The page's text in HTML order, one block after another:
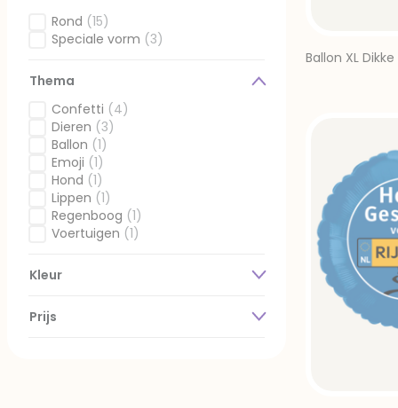
Rond (15)
Gefilterd op Vorm: Rond
Speciale vorm (3)
Thema
Confetti (4)
Gefilterd op Thema: Confetti
Dieren (3)
Gefilterd op Thema: Dieren
Ballon (1)
Gefilterd op Thema: Ballon
Emoji (1)
Gefilterd op Thema: Emoji
Hond (1)
Gefilterd op Thema: Hond
Lippen (1)
Gefilterd op Thema: Lippen
Regenboog (1)
Gefilterd op Thema: Regenboog
Voertuigen (1)
Kleur
Prijs
Ballon XL